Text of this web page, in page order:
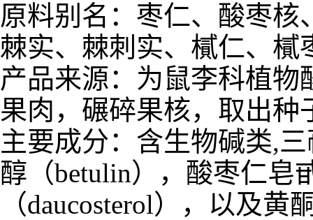
原料别名：枣仁、酸枣
棘实、棘刺实、樲仁、樲
产品来源：为鼠李科植
果肉，碾碎果核，取出种
主要成分：含生物碱类,
醇（betulin），酸枣仁皂
（daucosterol），以及黄